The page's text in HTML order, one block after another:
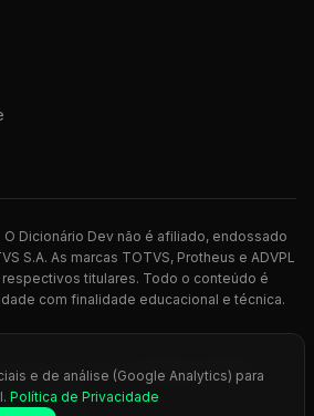
O Dicionário Dev não é afiliado, endossado
S.A. As marcas TOTVS, Protheus e ADVPL
titulares. Todo o conteúdo é
com finalidade educacional e técnica.
Feito com 💚 para desenvolvedores
Ctrl+K
e de análise (Google Analytics) para
Política de Privacidade